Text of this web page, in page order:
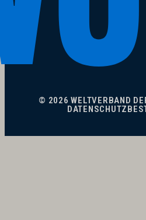
© 2026 WELTVERBAND